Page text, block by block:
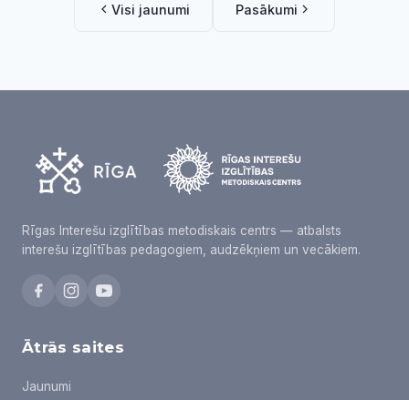
Visi jaunumi Pasākumi
Rīgas Interešu izglītības metodiskais centrs — atbalsts
interešu izglītības pedagogiem, audzēkņiem un vecākiem.
Ātrās saites
Jaunumi